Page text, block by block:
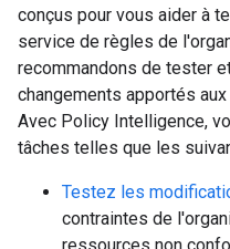
conçus pour vous aider à
service de règles de
recommandons de tester
changements apportés
Avec Policy Intelligence,
tâches telles que les
Testez les
contraintes de